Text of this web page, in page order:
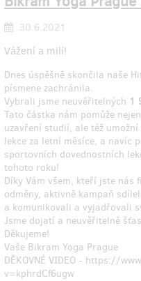
30.6.2021
Vážení a milí!
Dnes úspěšně skončila naše
písmene zachránila.
Vybrali jsme neuvěřitelných 1
Tato částka nám pomůže
uzavření studií, ale též
lekce za letní měsíce, a navíc
sportovních dovednostních
tohoto roku!
Díky Vám všem, kteří jste
odměny, aktivně kampaň sdíleli
a komunikovali a vyjadřovali
Jsme dojatí a neuvěřitelně
Děkujeme!
Vaše Bikram Yoga Prague
DĚKOVNÉ VIDEO - https://
v=kphrdCf6ugw